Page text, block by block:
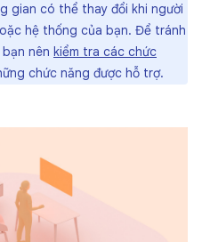
gian có thể thay đổi khi người
hệ thống của bạn. Để tránh
nên kiểm tra các chức
chức năng được hỗ trợ.